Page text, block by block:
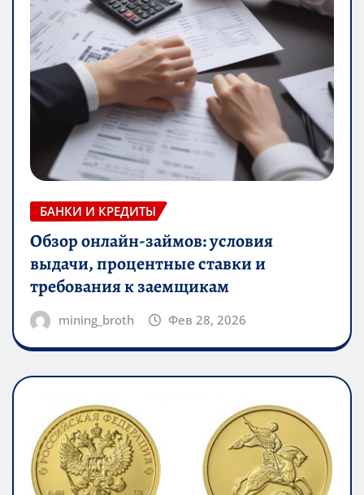
БАНКИ И КРЕДИТЫ
Обзор онлайн-займов: условия
выдачи, процентные ставки и
требования к заемщикам
mining_broth Фев 28, 2026